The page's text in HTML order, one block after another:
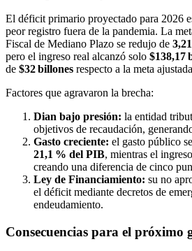
El déficit primario proyectado para 2026
peor registro fuera de la pandemia. La
Fiscal de Mediano Plazo se redujo de
pero el ingreso real alcanzó solo $138,17
de $32 billones respecto a la meta
Factores que agravaron la brecha:
Dian bajo presión: la entidad
objetivos de recaudación,
Gasto creciente: el gasto público
21,1 % del PIB, mientras el
creando una diferencia de cinco
Ley de Financiamiento: su no
el déficit mediante decretos de
endeudamiento.
Consecuencias para el próximo